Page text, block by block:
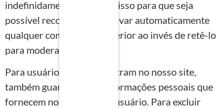
indefinidamente. Fazemos isso para que seja
possível reconhecer e aprovar automaticamente
qualquer comentário posterior ao invés de retê-lo
para moderação.
Para usuários que se registram no nosso site,
também guardamos as informações pessoais que
fornecem no seu perfil de usuário. Para excluir